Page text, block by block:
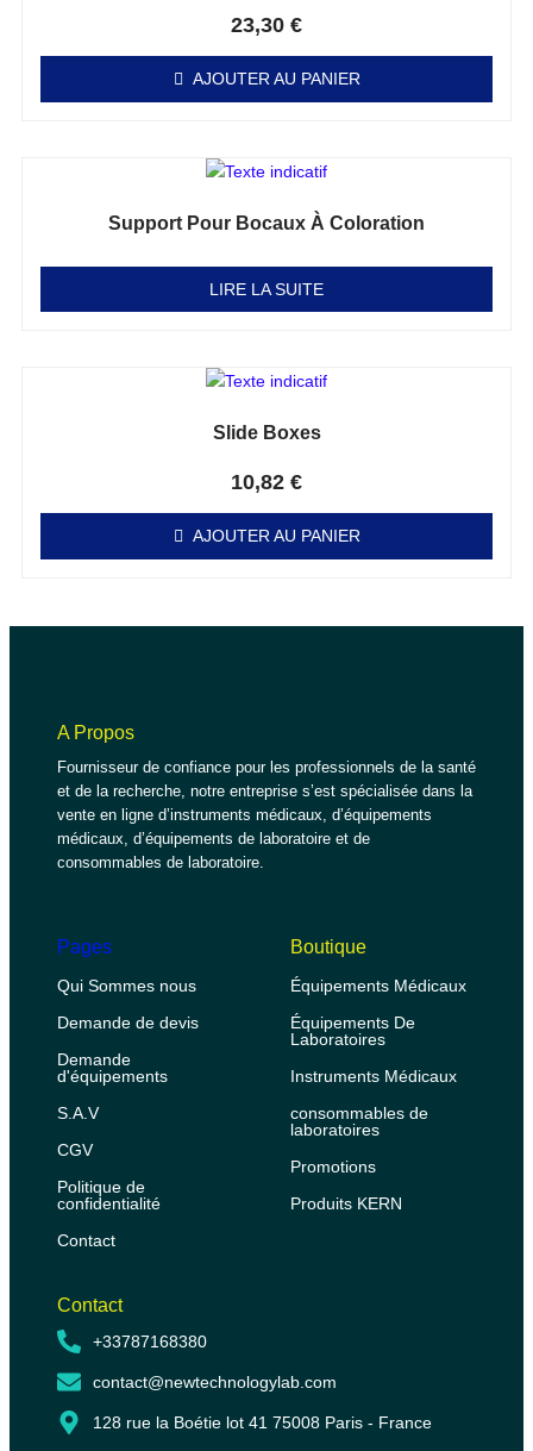
23,30 €
AJOUTER AU PANIER
Support Pour Bocaux À Coloration
LIRE LA SUITE
Slide Boxes
10,82 €
AJOUTER AU PANIER
A Propos
Fournisseur de confiance pour les professionnels de la santé
et de la recherche, notre entreprise s’est spécialisée dans la
vente en ligne d’instruments médicaux, d’équipements
médicaux, d’équipements de laboratoire et de
consommables de laboratoire.
Pages
Qui Sommes nous
Demande de devis
Demande
d'équipements
S.A.V
CGV
Politique de
confidentialité
Contact
Boutique
Équipements Médicaux
Équipements De
Laboratoires
Instruments Médicaux
consommables de
laboratoires
Promotions
Produits KERN
Contact
+33787168380
contact@newtechnologylab.com
128 rue la Boétie lot 41 75008 Paris - France